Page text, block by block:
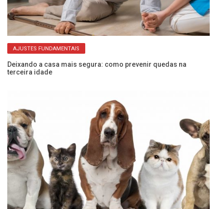
AJUSTES FUNDAMENTAIS
Deixando a casa mais segura: como prevenir quedas na
terceira idade